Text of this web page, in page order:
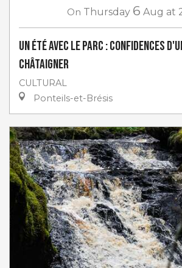
On Thursday 6 Aug at
Un Été avec le Parc : Confidences
châtaigner
CULTURAL
Ponteils-et-Brésis